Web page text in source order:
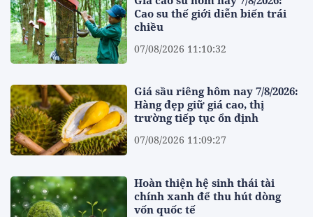
Cao su thế giới diễn biến trái
chiều
07/08/2026 11:10:32
Giá sầu riêng hôm nay 7/8/2026:
Hàng đẹp giữ giá cao, thị
trường tiếp tục ổn định
07/08/2026 11:09:27
Hoàn thiện hệ sinh thái tài
chính xanh để thu hút dòng
vốn quốc tế